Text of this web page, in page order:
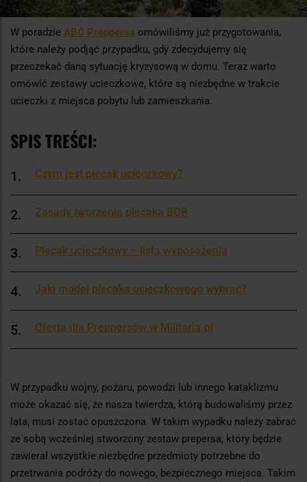
W poradzie ABC Preppersa omówiliśmy już przygotowania,
które należy podjąć przypadku, gdy zdecydujemy się
przeczekać daną sytuację kryzysową w domu. Teraz warto
omówić zestawy ucieczkowe, które są niezbędne w trakcie
ucieczki z miejsca pobytu lub zamieszkania.
SPIS TREŚCI:
Czym jest plecak ucieczkowy?
Zasady tworzenia plecaka BOB
Plecak ucieczkowy – lista wyposażenia
Jaki model plecaka ucieczkowego wybrać?
Oferta dla Preppersów w Militaria.pl
W przypadku wojny, pożaru, powodzi lub innego kataklizmu
może okazać się, że nasza twierdza, którą budowaliśmy przez
lata, musi zostać opuszczona. W takim wypadku należy zabrać
ze sobą wcześniej stworzony zestaw prepersa, który będzie
zawierał wszystkie niezbędne przedmioty potrzebne do
przetrwania podróży do nowego, bezpiecznego miejsca. Takim